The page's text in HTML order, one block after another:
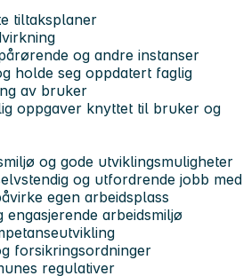
tiltaksplaner
og andre instanser
holde seg oppdatert faglig
av bruker
oppgaver knyttet til bruker og
og gode utviklingsmuligheter
og utfordrende jobb med
egen arbeidsplass
engasjerende arbeidsmiljø
forsikringsordninger
regulativer